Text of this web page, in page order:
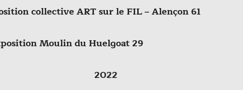
collective ART sur le FIL – Alençon 61
Moulin du Huelgoat 29
2022